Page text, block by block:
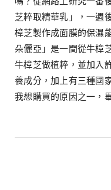
芝粹取精華乳」，一週
樟芝製作成面膜的保濕
朵儷亞」是一間從牛樟
牛樟芝做植粹，並加入
養成分，加上有三種國
我想購買的原因之一